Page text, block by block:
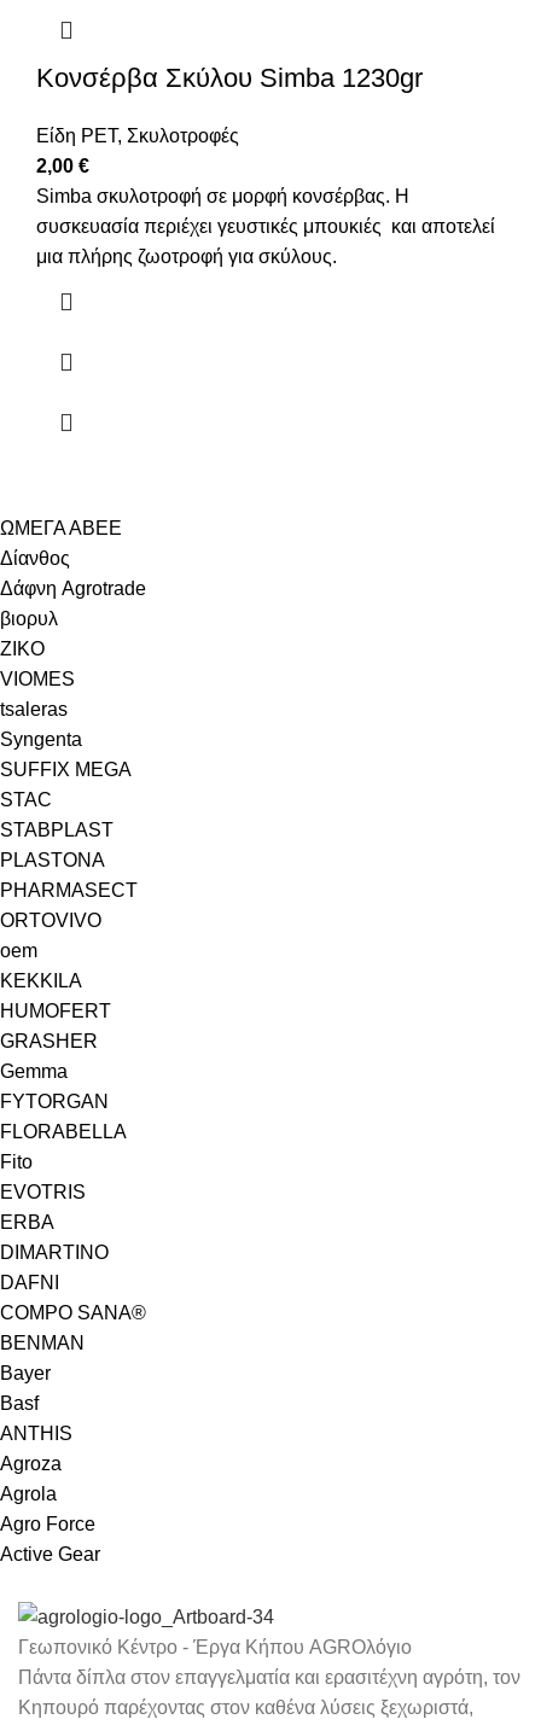
Κονσέρβα Σκύλου Simba 1230gr
Είδη PET, Σκυλοτροφές
2,00 €
Simba σκυλοτροφή σε μορφή κονσέρβας. Η
συσκευασία περιέχει γευστικές μπουκιές και αποτελεί
μια πλήρης ζωοτροφή για σκύλους.
ΩΜΕΓΑ ΑΒΕΕ
Δίανθος
Δάφνη Agrotrade
βιορυλ
ZIKO
VIOMES
tsaleras
Syngenta
SUFFIX MEGA
STAC
STABPLAST
PLASTONA
PHARMASECT
ORTOVIVO
oem
KEKKILA
HUMOFERT
GRASHER
Gemma
FYTORGAN
FLORABELLA
Fito
EVOTRIS
ERBA
DIMARTINO
DAFNI
COMPO SANA®
BENMAN
Bayer
Basf
ANTHIS
Agroza
Agrola
Agro Force
Active Gear
Γεωπονικό Κέντρο - Έργα Κήπου AGROλόγιο
Πάντα δίπλα στον επαγγελματία και ερασιτέχνη αγρότη, τον
Κηπουρό παρέχοντας στον καθένα λύσεις ξεχωριστά,